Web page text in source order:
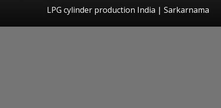
LPG cylinder production India | Sarkarnama